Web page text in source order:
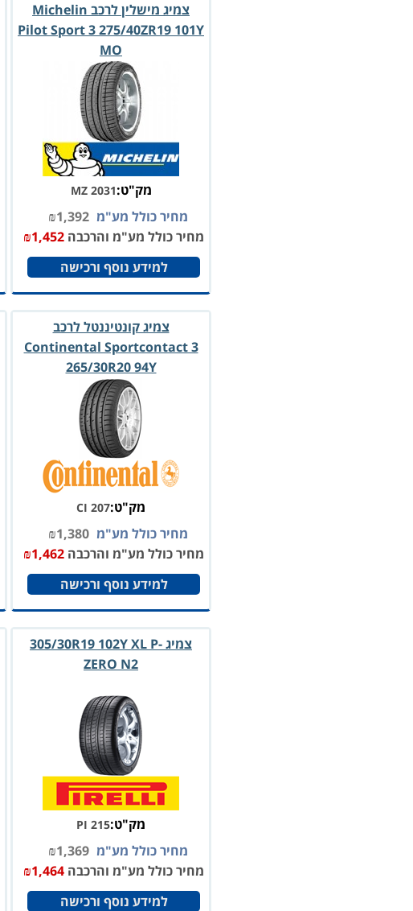
צמיג מישלין לרכב Michelin
Pilot Sport 3 275/40ZR19 101Y
MO
מק"ט:MZ 2031
מחיר כולל מע"מ ₪1,392
מחיר כולל מע"מ והרכבה
₪1,452
למידע נוסף ורכישה
צמיג קונטיננטל לרכב
Continental Sportcontact 3
265/30R20 94Y
מק"ט:CI 207
מחיר כולל מע"מ ₪1,380
מחיר כולל מע"מ והרכבה
₪1,462
למידע נוסף ורכישה
צמיג 305/30R19 102Y XL P-
ZERO N2
מק"ט:PI 215
מחיר כולל מע"מ ₪1,369
מחיר כולל מע"מ והרכבה
₪1,464
למידע נוסף ורכישה